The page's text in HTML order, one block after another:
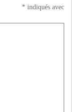
indiqués avec
*